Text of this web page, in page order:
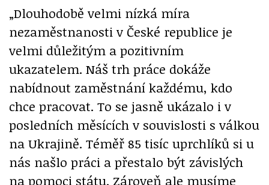
„Dlouhodobě velmi nízká míra
nezaměstnanosti v České republice je
velmi důležitým a pozitivním
ukazatelem. Náš trh práce dokáže
nabídnout zaměstnání každému, kdo
chce pracovat. To se jasně ukázalo i v
posledních měsících v souvislosti s válkou
na Ukrajině. Téměř 85 tisíc uprchlíků si u
nás našlo práci a přestalo být závislých
na pomoci státu. Zároveň ale musíme